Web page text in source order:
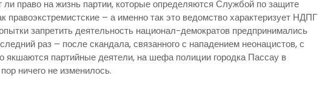
право на жизнь партии, которые определяются Службой по защите
правоэкстремистские – а именно так это ведомство характеризует НДПГ
запретить деятельность национал-демократов предпринимались
раз – после скандала, связанного с нападением неонацистов, с
якшаются партийные деятели, на шефа полиции городка Пассау в
ничего не изменилось.